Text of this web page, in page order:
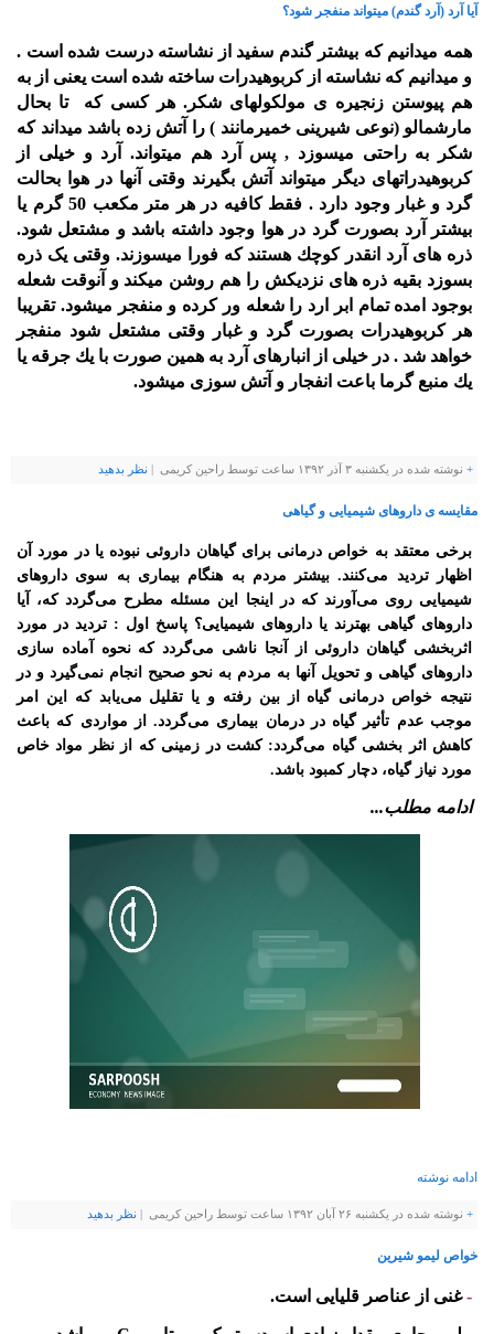
آیا آرد (آرد گندم) میتواند منفجر شود؟
همه میدانیم كه بیشتر گندم سفید از نشاسته درست شده است .
و میدانیم كه نشاسته از كربوهیدرات ساخته شده است یعنی از به
هم پیوستن زنجیره ی مولكولهای شكر. هر كسی كه تا بحال
مارشمالو (نوعی شیرینی خمیرمانند ) را آتش زده باشد میداند كه
شكر به راحتی میسوزد , پس آرد هم میتواند. آرد و خیلی از
كربوهیدراتهای دیگر میتواند آتش بگیرند وقتی آنها در هوا بحالت
گرد و غبار وجود دارد . فقط کافیه در هر متر مكعب 50 گرم یا
بیشتر آرد بصورت گرد در هوا وجود داشته باشد و مشتعل شود.
ذره های آرد انقدر كوچك هستند كه فورا میسوزند. وقتی یک ذره
بسوزد بقیه ذره های نزدیكش را هم روشن میكند و آنوقت شعله
بوجود امده تمام ابر ارد را شعله ور كرده و منفجر میشود. تقریبا
هر كربوهیدرات بصورت گرد و غبار وقتی مشتعل شود منفجر
خواهد شد . در خیلی از انبارهای آرد به همین صورت با یك جرقه یا
یك منبع گرما باعت انفجار و آتش سوزی میشود.
+ نوشته شده در یکشنبه ۳ آذر ۱۳۹۲ ساعت توسط راحین کریمی | نظر بدهيد
مقایسه ی داروهای شیمیایی و گیاهی
برخی معتقد به خواص درمانی برای گیاهان داروئی نبوده یا در مورد آن
اظهار تردید می‌‌کنند. بیشتر مردم به هنگام بیماری به سوی داروهای
شیمیایی روی می‌‌آورند که در اینجا این مسئله مطرح می‌‌گردد که، آیا
داروهای گیاهی بهترند یا داروهای شیمیایی؟ پاسخ اول : تردید در مورد
اثربخشی گیاهان داروئی از آنجا ناشی می‌‌گردد که نحوه آماده سازی
داروهای گیاهی و تحویل آنها به مردم به نحو صحیح انجام نمی‌گیرد و در
نتیجه خواص درمانی گیاه از بین رفته و یا تقلیل می‌‌یابد که این امر
موجب عدم تأثیر گیاه در درمان بیماری می‌‌گردد. از مواردی که باعث
کاهش اثر بخشی گیاه می‌‌گردد: کشت در زمینی که از نظر مواد خاص
مورد نیاز گیاه، دچار کمبود باشد.
ادامه مطلب...
ادامه نوشته
+ نوشته شده در یکشنبه ۲۶ آبان ۱۳۹۲ ساعت توسط راحین کریمی | نظر بدهيد
خواص لیمو شیرین
-غنی از عناصر قلیایی است.